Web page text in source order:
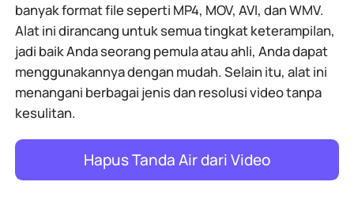
banyak format file seperti MP4, MOV, AVI, dan WMV.
Alat ini dirancang untuk semua tingkat keterampilan,
jadi baik Anda seorang pemula atau ahli, Anda dapat
menggunakannya dengan mudah. Selain itu, alat ini
menangani berbagai jenis dan resolusi video tanpa
kesulitan.
Hapus Tanda Air dari Video